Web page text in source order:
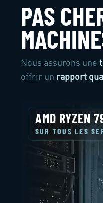
PAS
Nous assurons une
offrir un rapport
AMD RYZEN
SUR TOUS LES